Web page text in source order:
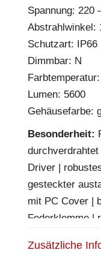
Spannung: 220
Abstrahlwinkel:
Schutzart: IP66
Dimmbar: N
Lumen: 5600
Gehäusefarbe:
Besonderheit:
Driver |
gesteckter
mit PC Cover |
Federklemme |
Gummitülle |
Zusätzliche